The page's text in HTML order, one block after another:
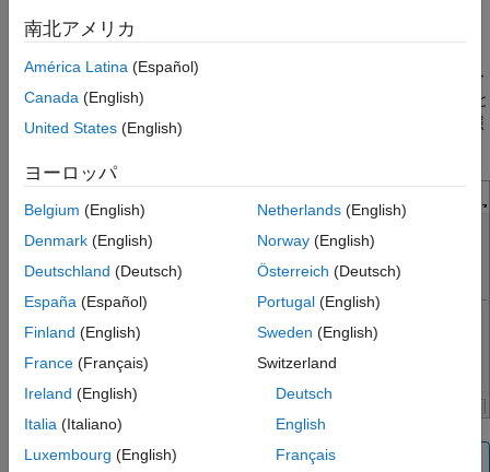
imcontrast
例
出力引数
ヒント
バージョン履歴
参考
説明
ます。コントラスト調整ツールを使用すると、表示されたグレー
スケール イメージのコントラストと明度を対話的に調整すること
ができます。ツールの使用方法の詳細については、
を参照
メモ
南北アメリカ
América Latina (Español)
Canada (English)
United States (English)
ヨーロッパ
Belgium (English)
Denmark (English)
Deutschland (Deutsch)
España (Español)
Finland (English)
France (Français)
Ireland (English)
Italia (Italiano)
Luxembourg (English)
Netherlands(English)
Norway(English)
Österreich (Deutsch)
Portugal(English)
Sweden (English)
Switzerland
Deutsch
English
Français